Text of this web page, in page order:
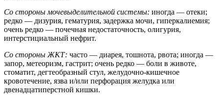
Со стороны мочевыделительной системы: иногда — отеки;
редко — дизурия, гематурия, задержка мочи, гиперкалиемия;
очень редко — почечная недостаточность, олигурия,
интерстициальный нефрит.
Со стороны ЖКТ: часто — диарея, тошнота, рвота; иногда —
запор, метеоризм, гастрит; очень редко — боли в животе,
стоматит, дегтеобразный стул, желудочно-кишечное
кровотечение, язва и/или перфорация желудка или
двенадцатиперстной кишки.